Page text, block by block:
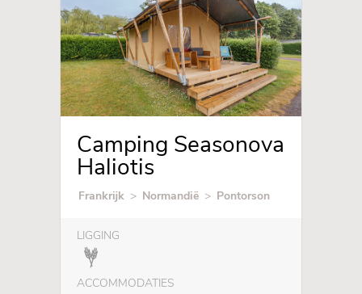
Camping Seasonova
Haliotis
Frankrijk > Normandië > Pontorson
LIGGING
ACCOMMODATIES